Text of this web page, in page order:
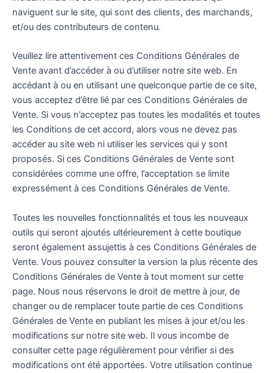
naviguent sur le site, qui sont des clients, des marchands,
et/ou des contributeurs de contenu.
Veuillez lire attentivement ces Conditions Générales de
Vente avant d’accéder à ou d’utiliser notre site web. En
accédant à ou en utilisant une quelconque partie de ce site,
vous acceptez d’être lié par ces Conditions Générales de
Vente. Si vous n’acceptez pas toutes les modalités et toutes
les Conditions de cet accord, alors vous ne devez pas
accéder au site web ni utiliser les services qui y sont
proposés. Si ces Conditions Générales de Vente sont
considérées comme une offre, l’acceptation se limite
expressément à ces Conditions Générales de Vente.
Toutes les nouvelles fonctionnalités et tous les nouveaux
outils qui seront ajoutés ultérieurement à cette boutique
seront également assujettis à ces Conditions Générales de
Vente. Vous pouvez consulter la version la plus récente des
Conditions Générales de Vente à tout moment sur cette
page. Nous nous réservons le droit de mettre à jour, de
changer ou de remplacer toute partie de ces Conditions
Générales de Vente en publiant les mises à jour et/ou les
modifications sur notre site web. Il vous incombe de
consulter cette page régulièrement pour vérifier si des
modifications ont été apportées. Votre utilisation continue